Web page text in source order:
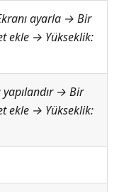
ayarla → Bir
ekle → Yükseklik:
→ Bir
ekle → Yükseklik: